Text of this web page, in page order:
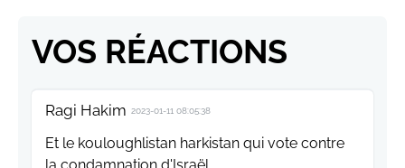
VOS RÉACTIONS
Ragi Hakim 2023-01-11 08:05:38
Et le kouloughlistan harkistan qui vote contre